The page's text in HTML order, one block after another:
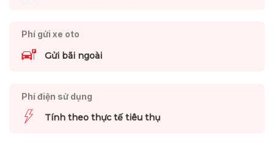
Phí gửi xe oto
Gửi bãi ngoài
Phí điện sử dụng
Tính theo thực tế tiêu thụ